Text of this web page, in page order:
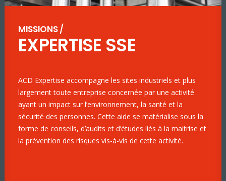
MISSIONS /
EXPERTISE SSE
ACD Expertise accompagne les sites industriels et plus
largement toute entreprise concernée par une activité
ayant un impact sur l’environnement, la santé et la
sécurité des personnes. Cette aide se matérialise sous la
forme de conseils, d’audits et d’études liés à la maitrise et
la prévention des risques vis-à-vis de cette activité.